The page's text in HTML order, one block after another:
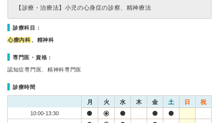
【診療・治療法】 小児の心身症の診察、精神療法
診療科目：
心療内科 、精神科
専門医・資格：
認知症専門医、精神科専門医
診療時間
月 火 水 木 金 土 日 祝
10:00-13:30